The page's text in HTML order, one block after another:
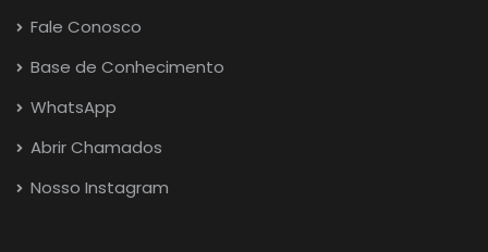
Fale Conosco
Base de Conhecimento
WhatsApp
Abrir Chamados
Nosso Instagram